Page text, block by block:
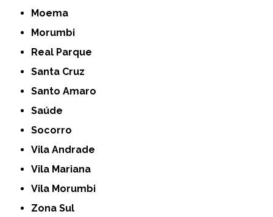
Moema
Morumbi
Real Parque
Santa Cruz
Santo Amaro
Saúde
Socorro
Vila Andrade
Vila Mariana
Vila Morumbi
Zona Sul